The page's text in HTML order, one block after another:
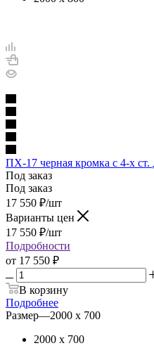
ПХ-17 черная кромка с 4-х
Под заказ
Под заказ
17 550 ₽/шт
Варианты цен
17 550 ₽/шт
Подробности
от 17 550 ₽
В корзину
Подробнее
Размер—2000 х 700
2000 х 700